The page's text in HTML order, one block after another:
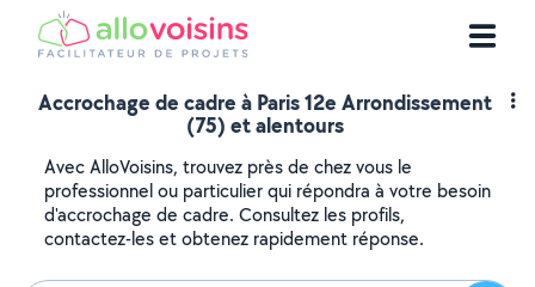
Accrochage de cadre à Paris 12e Arrondissement
(75) et alentours
Avec AlloVoisins, trouvez près de chez vous le
professionnel ou particulier qui répondra à votre besoin
d'accrochage de cadre. Consultez les profils,
contactez-les et obtenez rapidement réponse.